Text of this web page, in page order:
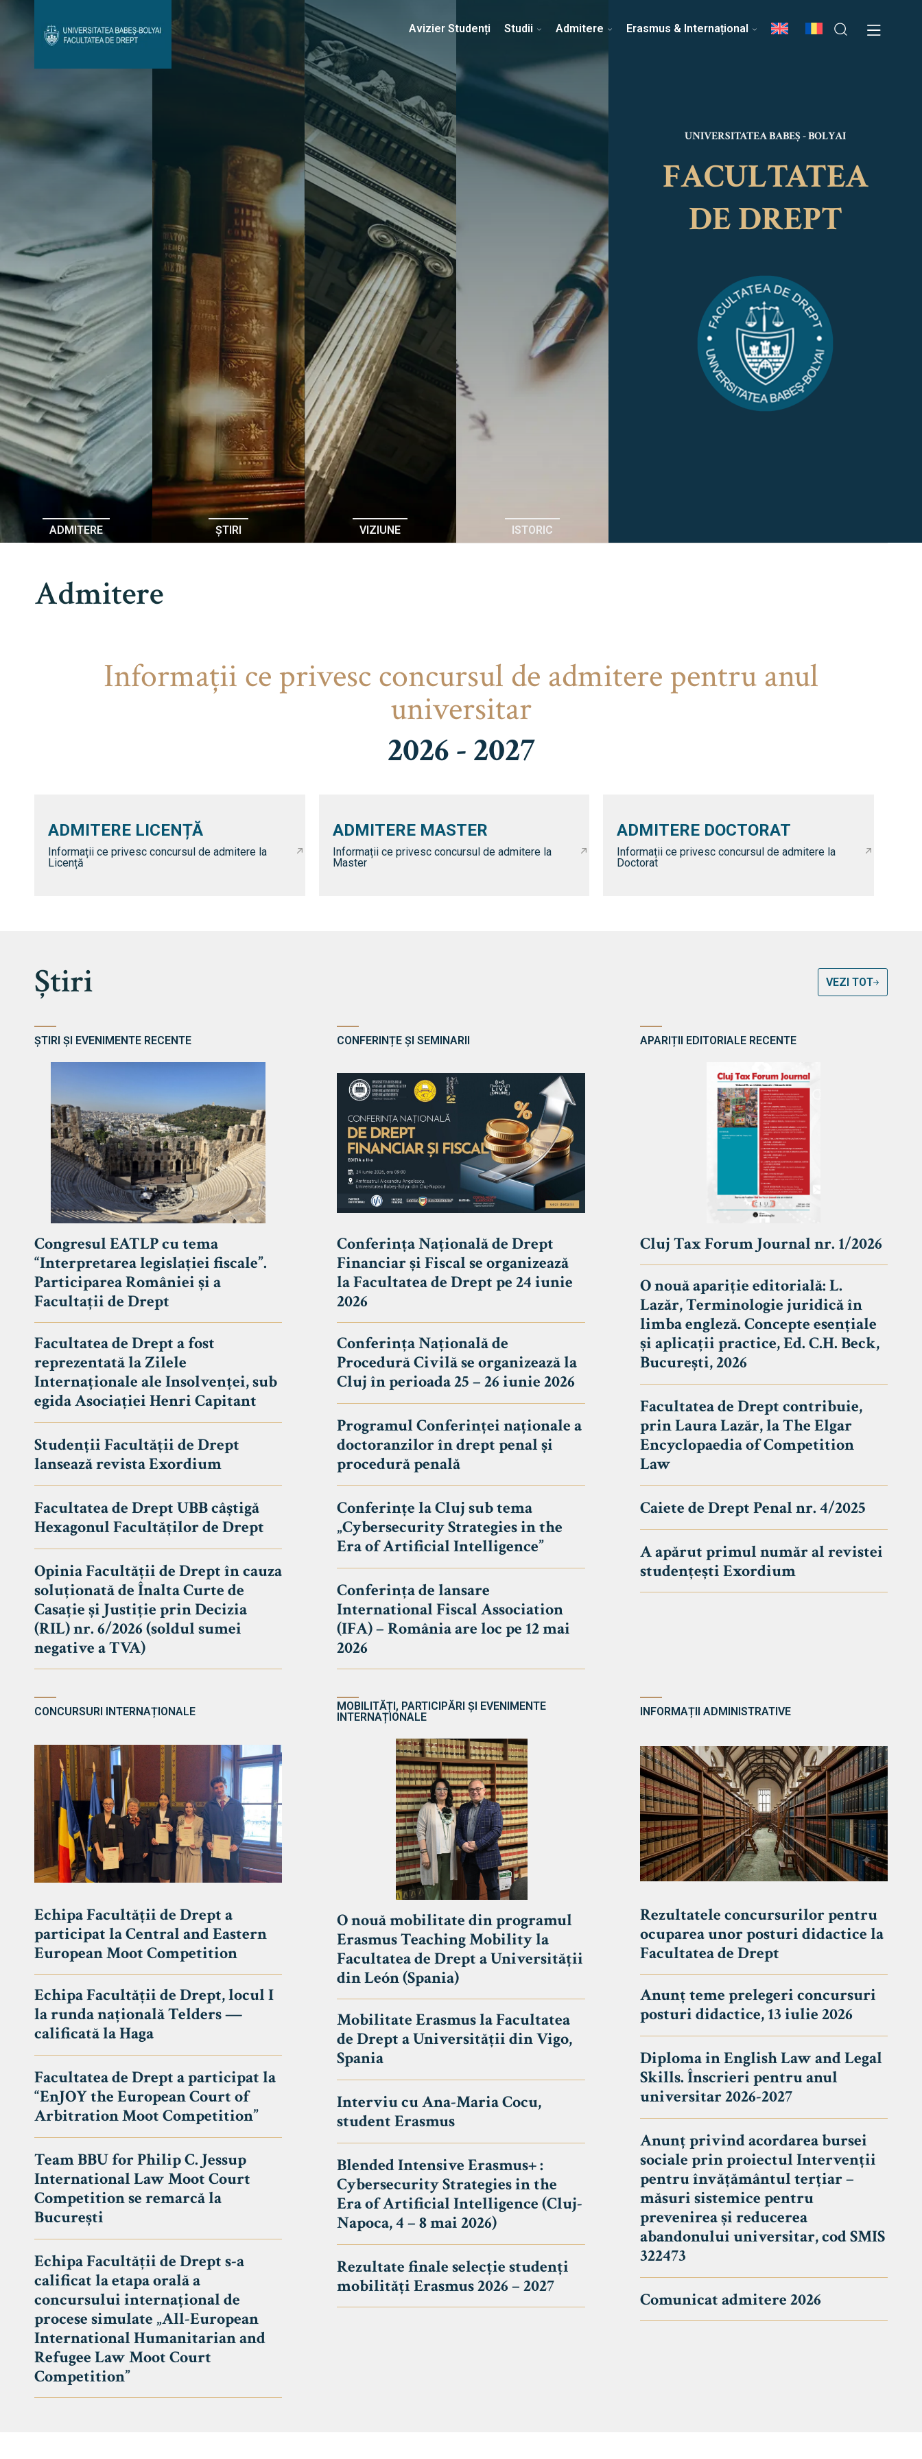
Avizier Studenți Admitere Erasmus & Internațional Despre Facultate Știri Echipa Facultății
Contact
UNIVERSITATEA BABEȘ - BOLYAI
FACULTATEA
DE DREPT
Avizier Studenți
Studii
Admitere
Erasmus & Internațional
Echipa Facultății
Bibliotecă & Reviste
Contact
Avizier Studenți Studii Admitere Erasmus & Internațional
ADMITERE ȘTIRI VIZIUNE ISTORIC
UNIVERSITATEA BABEȘ - BOLYAI
FACULTATEA
DE DREPT
Admitere
Informaţii ce privesc concursul de admitere pentru anul
universitar
2026 - 2027
ADMITERE LICENȚĂ
Informații ce privesc concursul de admitere la
Licență
ADMITERE MASTER
Informații ce privesc concursul de admitere la
Master
ADMITERE DOCTORAT
Informații ce privesc concursul de admitere la
Doctorat
Știri VEZI TOT
ȘTIRI ȘI EVENIMENTE RECENTE
Congresul EATLP cu tema
“Interpretarea legislației fiscale”.
Participarea României și a
Facultații de Drept
Facultatea de Drept a fost
reprezentată la Zilele
Internaționale ale Insolvenței, sub
egida Asociației Henri Capitant
Studenții Facultății de Drept
lansează revista Exordium
Facultatea de Drept UBB câștigă
Hexagonul Facultăților de Drept
Opinia Facultății de Drept în cauza
soluționată de Înalta Curte de
Casație și Justiție prin Decizia
(RIL) nr. 6/2026 (soldul sumei
negative a TVA)
CONFERINȚE ȘI SEMINARII
Conferința Națională de Drept
Financiar și Fiscal se organizează
la Facultatea de Drept pe 24 iunie
2026
Conferința Națională de
Procedură Civilă se organizează la
Cluj în perioada 25 – 26 iunie 2026
Programul Conferinței naționale a
doctoranzilor în drept penal și
procedură penală
Conferințe la Cluj sub tema
„Cybersecurity Strategies in the
Era of Artificial Intelligence”
Conferința de lansare
International Fiscal Association
(IFA) – România are loc pe 12 mai
2026
APARIȚII EDITORIALE RECENTE
Cluj Tax Forum Journal nr. 1/2026
O nouă apariție editorială: L.
Lazăr, Terminologie juridică în
limba engleză. Concepte esențiale
și aplicații practice, Ed. C.H. Beck,
București, 2026
Facultatea de Drept contribuie,
prin Laura Lazăr, la The Elgar
Encyclopaedia of Competition
Law
Caiete de Drept Penal nr. 4/2025
A apărut primul număr al revistei
studențești Exordium
CONCURSURI INTERNAȚIONALE
Echipa Facultății de Drept a
participat la Central and Eastern
European Moot Competition
Echipa Facultății de Drept, locul I
la runda națională Telders —
calificată la Haga
Facultatea de Drept a participat la
“EnJOY the European Court of
Arbitration Moot Competition”
Team BBU for Philip C. Jessup
International Law Moot Court
Competition se remarcă la
București
Echipa Facultății de Drept s-a
calificat la etapa orală a
concursului internațional de
procese simulate „All-European
International Humanitarian and
Refugee Law Moot Court
Competition”
MOBILITĂȚI, PARTICIPĂRI ȘI EVENIMENTE
INTERNAȚIONALE
O nouă mobilitate din programul
Erasmus Teaching Mobility la
Facultatea de Drept a Universității
din León (Spania)
Mobilitate Erasmus la Facultatea
de Drept a Universității din Vigo,
Spania
Interviu cu Ana-Maria Cocu,
student Erasmus
Blended Intensive Erasmus+ :
Cybersecurity Strategies in the
Era of Artificial Intelligence (Cluj-
Napoca, 4 – 8 mai 2026)
Rezultate finale selecție studenți
mobilități Erasmus 2026 – 2027
INFORMAȚII ADMINISTRATIVE
Rezultatele concursurilor pentru
ocuparea unor posturi didactice la
Facultatea de Drept
Anunț teme prelegeri concursuri
posturi didactice, 13 iulie 2026
Diploma in English Law and Legal
Skills. Înscrieri pentru anul
universitar 2026-2027
Anunț privind acordarea bursei
sociale prin proiectul Intervenții
pentru învățământul terțiar –
măsuri sistemice pentru
prevenirea și reducerea
abandonului universitar, cod SMIS
322473
Comunicat admitere 2026